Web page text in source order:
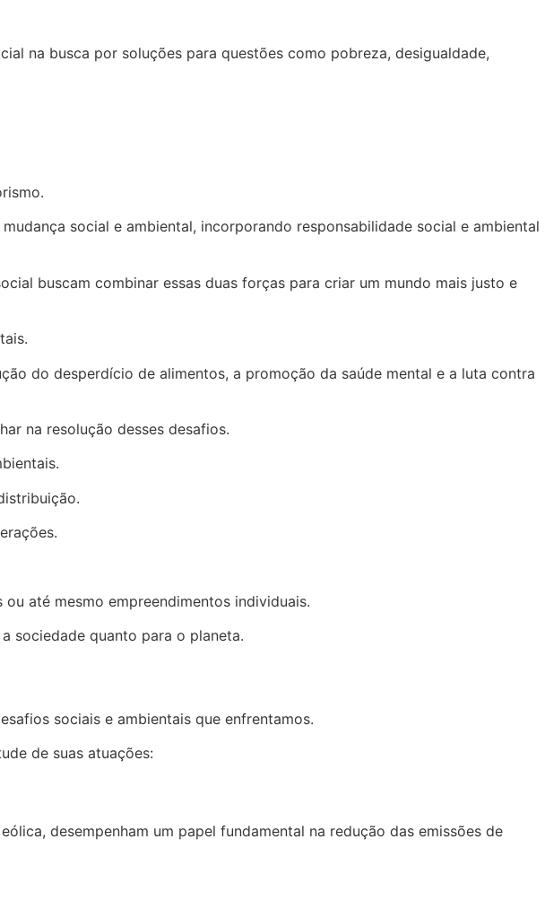
na busca por soluções para questões como pobreza, desigualdade,
social e ambiental, incorporando responsabilidade social e ambiental
buscam combinar essas duas forças para criar um mundo mais justo e
do desperdício de alimentos, a promoção da saúde mental e a luta contra
na resolução desses desafios.
até mesmo empreendimentos individuais.
sociedade quanto para o planeta.
sociais e ambientais que enfrentamos.
de suas atuações:
desempenham um papel fundamental na redução das emissões de